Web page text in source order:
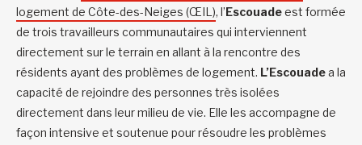
logement de Côte-des-Neiges (ŒIL), l’Escouadeest formée
de trois travailleurs communautaires qui interviennent
directement sur le terrain en allant à la rencontre des
résidents ayant des problèmes de logement. L’Escouadea la
capacité de rejoindre des personnes très isolées
directement dans leur milieu de vie. Elle les accompagne de
façon intensive et soutenue pour résoudre les problèmes